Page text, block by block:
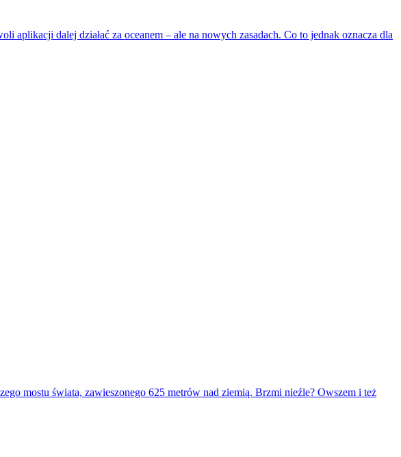
aplikacji dalej działać za oceanem – ale na nowych zasadach. Co to jednak oznacza dla
mostu świata, zawieszonego 625 metrów nad ziemią. Brzmi nieźle? Owszem i też